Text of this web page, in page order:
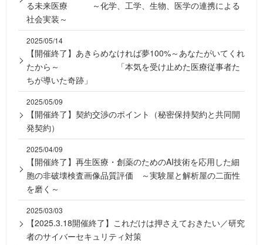
る未来医療 ～化学、工学、生物、医学の連携による
社会実装～
2025/05/14
【開催終了】あきらめなければ夢100%～あなたがいてくれ
たから～ 「本気を受け止めた医療従事者た
ちが導いた奇跡」
2025/05/09
【開催終了】契約交渉のポイント（秘密保持契約と共同開
発契約）
2025/04/09
【開催終了】再生医療・創薬のためのAI技術を応用した細
胞の非破壊検査画像品質評価 ～実験屋と解析屋の二面性
を磨く～
2025/03/03
【2025.3.18開催終了】これだけは押さえておきたい／研究
者のサイバーセキュリティ対策